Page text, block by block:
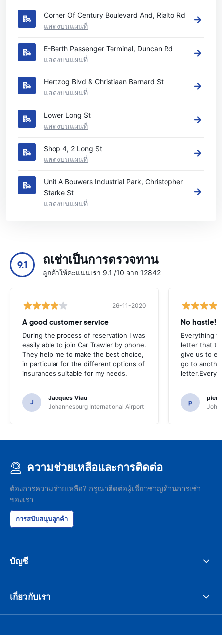
Corner Of Century Boulevard And, Rialto Rd
แสดงบนแผนที่
E-Berth Passenger Terminal, Duncan Rd
แสดงบนแผนที่
Hertzog Blvd & Christiaan Barnard St
แสดงบนแผนที่
Lower Long St
แสดงบนแผนที่
Shop 4, 2 Long St
แสดงบนแผนที่
Unit A Bouwers Industrial Park, Christopher
Starke St
แสดงบนแผนที่
9.1 ถเช่าเป็นการตรวจทาน
ลูกค้าให้คะแนนเรา 9.1 /10 จาก 12842
26-11-2020
A good customer service
During the process of reservation I was
easily able to join Car Trawler by phone.
They help me to make the best choice,
in particular for the different options of
insurances suitable for my needs.
J
Jacques Viau
Johannesburg International Airport
No hastle!
Everything
letter that
give us to
go to
p
ความช่วยเหลือและการติดต่อ
ต้องการความช่วยเหลือ? กรุณาติดต่อผู้เชี่ยวชาญด้านการเช่า
ของเรา
การสนับสนุนลูกค้า
บัญชี
เกี่ยวกับเรา